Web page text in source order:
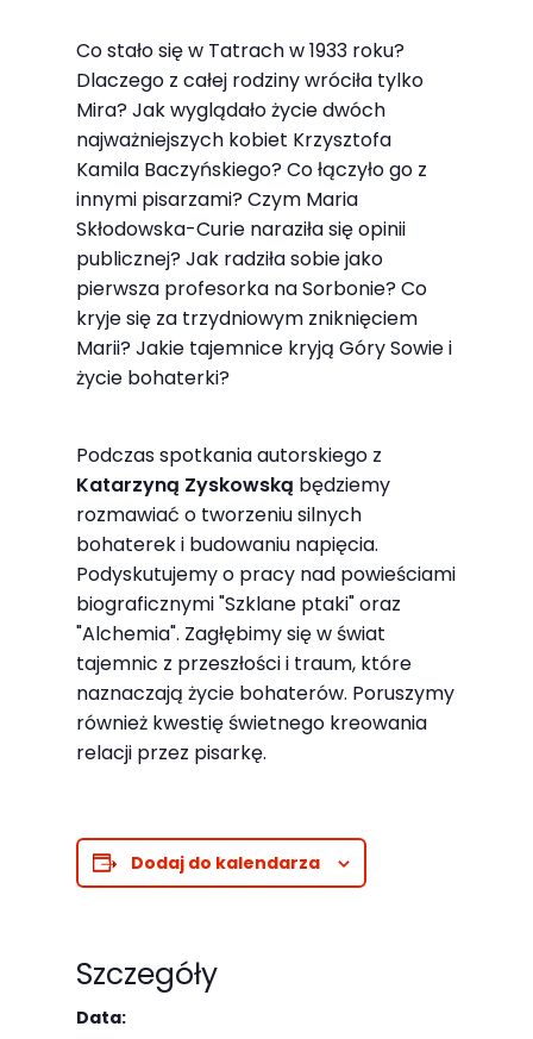
Co stało się w Tatrach w 1933 roku?
Dlaczego z całej rodziny wróciła tylko
Mira? Jak wyglądało życie dwóch
najważniejszych kobiet Krzysztofa
Kamila Baczyńskiego? Co łączyło go z
innymi pisarzami? Czym Maria
Skłodowska-Curie naraziła się opinii
publicznej? Jak radziła sobie jako
pierwsza profesorka na Sorbonie? Co
kryje się za trzydniowym zniknięciem
Marii? Jakie tajemnice kryją Góry Sowie i
życie bohaterki?
Podczas spotkania autorskiego z
Katarzyną Zyskowską będziemy
rozmawiać o tworzeniu silnych
bohaterek i budowaniu napięcia.
Podyskutujemy o pracy nad powieściami
biograficznymi "Szklane ptaki" oraz
"Alchemia". Zagłębimy się w świat
tajemnic z przeszłości i traum, które
naznaczają życie bohaterów. Poruszymy
również kwestię świetnego kreowania
relacji przez pisarkę.
Dodaj do kalendarza
Szczegóły
Data:
twojego
przejścia na nią.
Jeśli odrzucisz
te pliki cookie,
niektóre funkcje
znikną ze strony
internetowej.
Marketing
Udostępniając
swoje
zachowania
podczas
odwiedzania naszej
strony, zwiększasz
szansę na
zobaczenie
spersonalizowanych
treści i ofert.